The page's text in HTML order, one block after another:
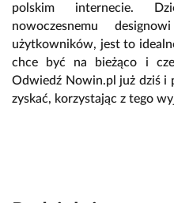
polskim internecie.
nowoczesnemu
użytkowników, jest to
chce być na bieżąco i
Odwiedź Nowin.pl już dziś i
zyskać, korzystając z tego